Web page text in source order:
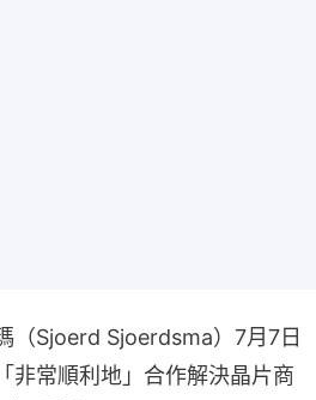
（Sjoerd Sjoerdsma）7月7日
非常順利地」合作解決晶片商